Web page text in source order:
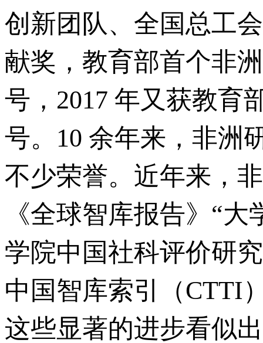
创新团队、全国总工
献奖，教育部首个非
号，2017 年又获教育
号。10 余年来，非洲
不少荣誉。近年来，
《全球智库报告》“
学院中国社科评价研
中国智库索引（CTTI
这些显著的进步看似